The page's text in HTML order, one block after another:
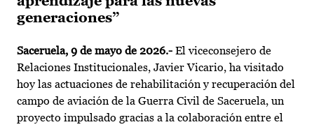
generaciones”
Saceruela, 9 de mayo de 2026.- El viceconsejero de
Relaciones Institucionales, Javier Vicario, ha visitado
hoy las actuaciones de rehabilitación y recuperación del
campo de aviación de la Guerra Civil de Saceruela, un
proyecto impulsado gracias a la colaboración entre el